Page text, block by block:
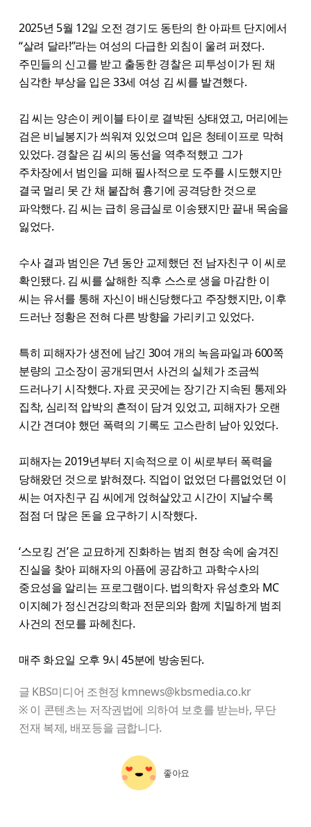
2025년 5월 12일 오전 경기도 동탄의 한 아파트 단지에서
“살려 달라!”라는 여성의 다급한 외침이 울려 퍼졌다.
주민들의 신고를 받고 출동한 경찰은 피투성이가 된 채
심각한 부상을 입은 33세 여성 김 씨를 발견했다.
김 씨는 양손이 케이블 타이로 결박된 상태였고, 머리에는
검은 비닐봉지가 씌워져 있었으며 입은 청테이프로 막혀
있었다. 경찰은 김 씨의 동선을 역추적했고 그가
주차장에서 범인을 피해 필사적으로 도주를 시도했지만
결국 멀리 못 간 채 붙잡혀 흉기에 공격당한 것으로
파악했다. 김 씨는 급히 응급실로 이송됐지만 끝내 목숨을
잃었다.
수사 결과 범인은 7년 동안 교제했던 전 남자친구 이 씨로
확인됐다. 김 씨를 살해한 직후 스스로 생을 마감한 이
씨는 유서를 통해 자신이 배신당했다고 주장했지만, 이후
드러난 정황은 전혀 다른 방향을 가리키고 있었다.
특히 피해자가 생전에 남긴 30여 개의 녹음파일과 600쪽
분량의 고소장이 공개되면서 사건의 실체가 조금씩
드러나기 시작했다. 자료 곳곳에는 장기간 지속된 통제와
집착, 심리적 압박의 흔적이 담겨 있었고, 피해자가 오랜
시간 견뎌야 했던 폭력의 기록도 고스란히 남아 있었다.
피해자는 2019년부터 지속적으로 이 씨로부터 폭력을
당해왔던 것으로 밝혀졌다. 직업이 없었던 다름없었던 이
씨는 여자친구 김 씨에게 얹혀살았고 시간이 지날수록
점점 더 많은 돈을 요구하기 시작했다.
‘스모킹 건’은 교묘하게 진화하는 범죄 현장 속에 숨겨진
진실을 찾아 피해자의 아픔에 공감하고 과학수사의
중요성을 알리는 프로그램이다. 법의학자 유성호와 MC
이지혜가 정신건강의학과 전문의와 함께 치밀하게 범죄
사건의 전모를 파헤친다.
매주 화요일 오후 9시 45분에 방송된다.
글 KBS미디어 조현정 kmnews@kbsmedia.co.kr
※ 이 콘텐츠는 저작권법에 의하여 보호를 받는바, 무단
전재 복제, 배포등을 금합니다.
좋아요